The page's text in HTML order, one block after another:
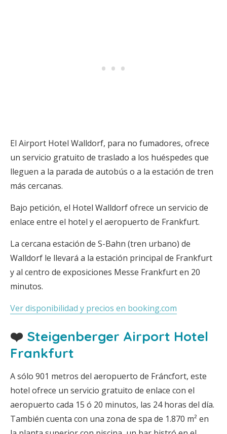
El Airport Hotel Walldorf, para no fumadores, ofrece
un servicio gratuito de traslado a los huéspedes que
lleguen a la parada de autobús o a la estación de tren
más cercanas.
Bajo petición, el Hotel Walldorf ofrece un servicio de
enlace entre el hotel y el aeropuerto de Frankfurt.
La cercana estación de S-Bahn (tren urbano) de
Walldorf le llevará a la estación principal de Frankfurt
y al centro de exposiciones Messe Frankfurt en 20
minutos.
Ver disponibilidad y precios en booking.com
❤️ Steigenberger Airport Hotel
Frankfurt
A sólo 901 metros del aeropuerto de Fráncfort, este
hotel ofrece un servicio gratuito de enlace con el
aeropuerto cada 15 ó 20 minutos, las 24 horas del día.
También cuenta con una zona de spa de 1.870 m² en